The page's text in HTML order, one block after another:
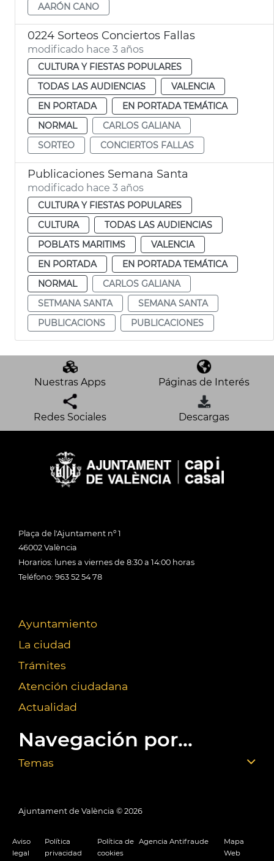
AARÓN CANO
0224 Sorteos Conciertos Fallas
modificado hace 3 años
CULTURA Y FIESTAS POPULARES
TODAS LAS AUDIENCIAS
VALENCIA
EN PORTADA
EN PORTADA TEMÁTICA
NORMAL
CARLOS GALIANA
SORTEO
CONCIERTOS FALLAS
Publicaciones Semana Santa
modificado hace 3 años
CULTURA Y FIESTAS POPULARES
CULTURA
TODAS LAS AUDIENCIAS
POBLATS MARITIMS
VALENCIA
EN PORTADA
EN PORTADA TEMÁTICA
NORMAL
CARLOS GALIANA
SETMANA SANTA
SEMANA SANTA
PUBLICACIONS
PUBLICACIONES
Nuestras Apps Páginas de Interés
Redes Sociales Descargas
Plaça de l'Ajuntament nº 1
46002 València
Horarios: lunes a viernes de 8:30 a 14:00 horas
Teléfono: 963 52 54 78
Ayuntamiento
La ciudad
Trámites
Atención ciudadana
Actualidad
Navegación por...
Temas
Ajuntament de València © 2026
Aviso
legal
Política
privacidad
Política de
cookies
Agencia Antifraude
Mapa
Web